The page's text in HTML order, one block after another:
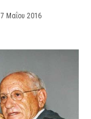
7 Μαΐου 2016